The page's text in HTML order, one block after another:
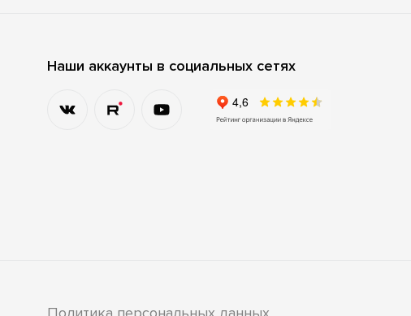
Наши аккаунты в социальных сетях